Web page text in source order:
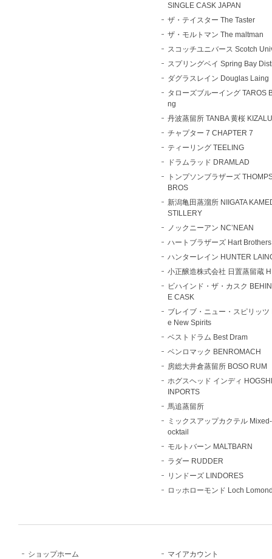
SINGLE CASK JAPAN
ザ・テイスター The Taster
ザ・モルトマン The maltman
スコッチユニバース Scotch
スプリングベイ Spring Bay
ダグラスレイン Douglas Laing
タローズブルーイング TAROS
ng
丹波蒸留所 TANBA 黄桜
チャプター 7 CHAPTER 7
ティーリング TEELING
ドラムラッド DRAMLAD
トンプソンブラザーズ
BROS
新潟亀田蒸溜所 NIIGATA
STILLERY
ノックニーアン NC’NEAN
ハートブラザーズ Hart Brothers
ハンターレイン HUNTER
小正醸造株式会社 日置蒸留蔵
ビハインド・ザ・カスク
E CASK
ブレイブ・ニュー・スピリッツ
e New Spirits
ベストドラム Best Dram
ベンロマック BENROMACH
房総大井倉蒸留所 BOSO RUM
ホグスヘッド インディ
INPORTS
馬追蒸留所
ミックスアップカクテル
ocktail
モルトバーン MALTBARN
ラダー RUDDER
リンドーズ LINDORES
ロッホローモンド Loch
ショップホーム
マイアカウント